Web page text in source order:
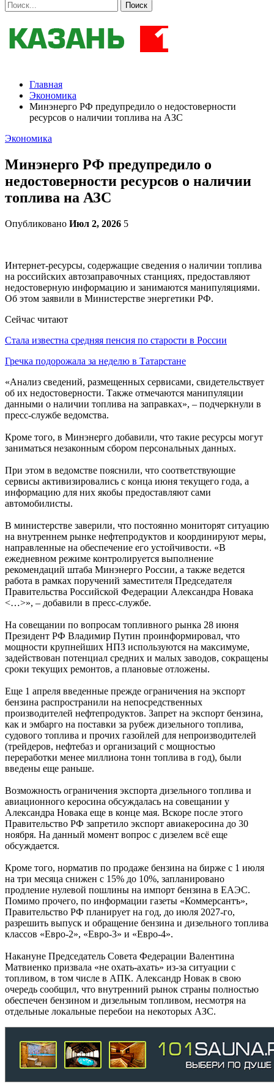
Главная
Экономика
Минэнерго РФ предупредило о недостоверности
ресурсов о наличии топлива на АЗС
Экономика
Минэнерго РФ предупредило о
недостоверности ресурсов о наличии
топлива на АЗС
Опубликовано Июл 2, 2026 5
Интернет-ресурсы, содержащие сведения о наличии топлива
на российских автозаправочных станциях, предоставляют
недостоверную информацию и занимаются манипуляциями.
Об этом заявили в Министерстве энергетики РФ.
Сейчас читают
Стала известна средняя пенсия по старости в России
Гречка подорожала за неделю в Татарстане
«Анализ сведений, размещенных сервисами, свидетельствует
об их недостоверности. Также отмечаются манипуляции
данными о наличии топлива на заправках», – подчеркнули в
пресс-службе ведомства.
Кроме того, в Минэнерго добавили, что такие ресурсы могут
заниматься незаконным сбором персональных данных.
При этом в ведомстве пояснили, что соответствующие
сервисы активизировались с конца июня текущего года, а
информацию для них якобы предоставляют сами
автомобилисты.
В министерстве заверили, что постоянно мониторят ситуацию
на внутреннем рынке нефтепродуктов и координируют меры,
направленные на обеспечение его устойчивости. «В
ежедневном режиме контролируется выполнение
рекомендаций штаба Минэнерго России, а также ведется
работа в рамках поручений заместителя Председателя
Правительства Российской Федерации Александра Новака
<…>», – добавили в пресс-службе.
На совещании по вопросам топливного рынка 28 июня
Президент РФ Владимир Путин проинформировал, что
мощности крупнейших НПЗ используются на максимуме,
задействован потенциал средних и малых заводов, сокращены
сроки текущих ремонтов, а плановые отложены.
Еще 1 апреля введенные прежде ограничения на экспорт
бензина распространили на непосредственных
производителей нефтепродуктов. Запрет на экспорт бензина,
как и эмбарго на поставки за рубеж дизельного топлива,
судового топлива и прочих газойлей для непроизводителей
(трейдеров, нефтебаз и организаций с мощностью
переработки менее миллиона тонн топлива в год), были
введены еще раньше.
Возможность ограничения экспорта дизельного топлива и
авиационного керосина обсуждалась на совещании у
Александра Новака еще в конце мая. Вскоре после этого
Правительство РФ запретило экспорт авиакеросина до 30
ноября. На данный момент вопрос с дизелем всё еще
обсуждается.
Кроме того, норматив по продаже бензина на бирже с 1 июля
на три месяца снижен с 15% до 10%, запланировано
продление нулевой пошлины на импорт бензина в ЕАЭС.
Помимо прочего, по информации газеты «Коммерсантъ»,
Правительство РФ планирует на год, до июля 2027-го,
разрешить выпуск и обращение бензина и дизельного топлива
классов «Евро-2», «Евро-3» и «Евро-4».
Накануне Председатель Совета Федерации Валентина
Матвиенко призвала «не охать-ахать» из-за ситуации с
топливом, в том числе в АПК. Александр Новак в свою
очередь сообщил, что внутренний рынок страны полностью
обеспечен бензином и дизельным топливом, несмотря на
отдельные локальные перебои на некоторых АЗС.